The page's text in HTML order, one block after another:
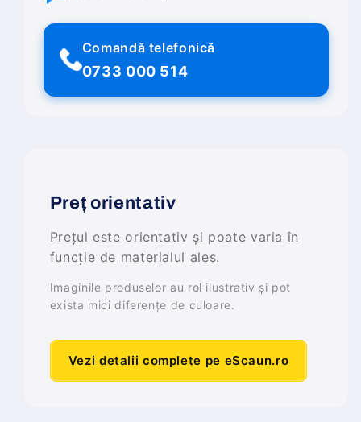
Comandă telefonică
0733 000 514
Preț orientativ
Prețul este orientativ și poate varia în
funcție de materialul ales.
Imaginile produselor au rol ilustrativ și pot
exista mici diferențe de culoare.
Vezi detalii complete pe eScaun.ro